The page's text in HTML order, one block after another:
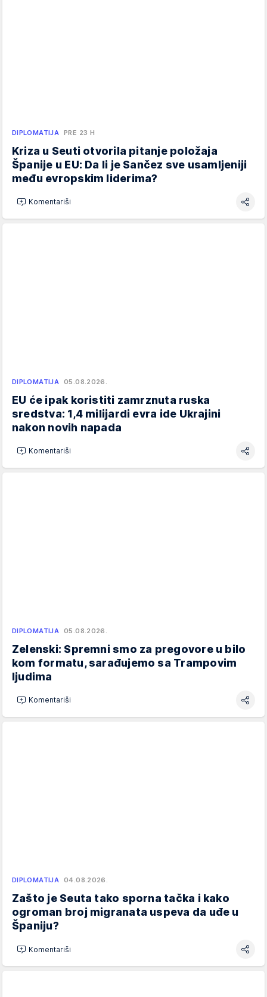
DIPLOMATIJA PRE 23 H
Kriza u Seuti otvorila pitanje položaja
Španije u EU: Da li je Sančez sve usamljeniji
među evropskim liderima?
Komentariši
DIPLOMATIJA 05.08.2026.
EU će ipak koristiti zamrznuta ruska
sredstva: 1,4 milijardi evra ide Ukrajini
nakon novih napada
Komentariši
DIPLOMATIJA 05.08.2026.
Zelenski: Spremni smo za pregovore u bilo
kom formatu, sarađujemo sa Trampovim
ljudima
Komentariši
DIPLOMATIJA 04.08.2026.
Zašto je Seuta tako sporna tačka i kako
ogroman broj migranata uspeva da uđe u
Španiju?
Komentariši